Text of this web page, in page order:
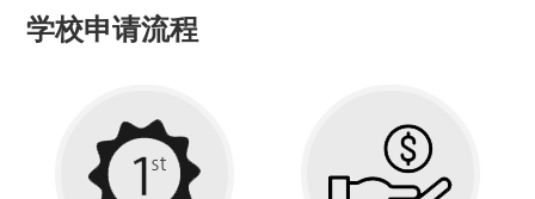
学校申请流程